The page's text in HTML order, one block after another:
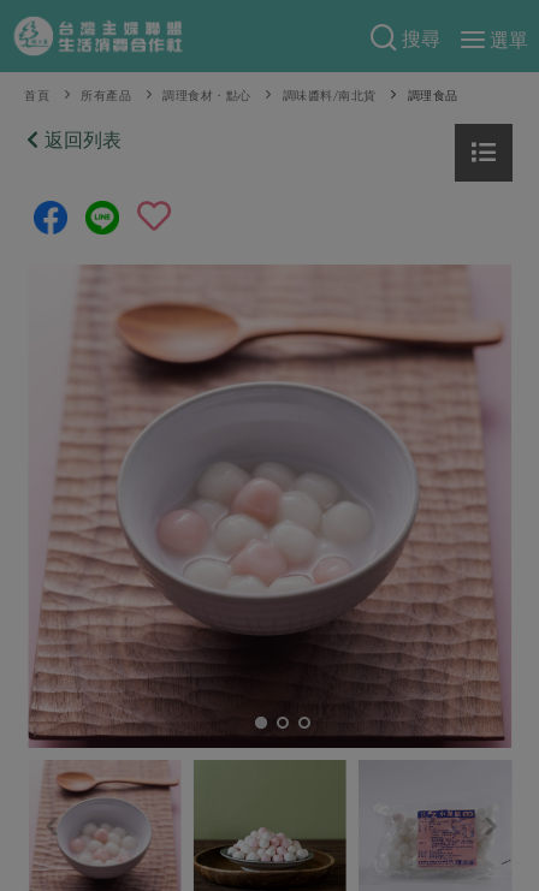
搜尋
選單
產品分類
當季蔬果
芽苗類
辛香料類
奶蛋豆・五穀
乳製品
肉品・水產
畜產肉類
水畜加工品
調理食材・點心
調味醬料/南北貨
休閒零嘴 沖泡飲品
保健食品
居家好物
食譜料理
食材
蛋料理
料理方式
烘焙．點心
醬料
湯品．鍋物
漬物
涼拌沙拉
飲品
特別企畫
預購活動
把最好的台灣味帶回家！
防災用品預購圓滿結束
2026年端午節預購圓滿結束
更多預購活動
當季產品
傳到心坎裡，誠心又澎派
合作25-經典快閃最後一週
合作25-精選產品第四彈
更多當季產品
議題活動
主婦聯盟X樂齡網特約優惠案
30%rPET紅烏龍茶
綠主張
一籃菜真心話
產品故事
樂齡生活 親子食育
廚房瑜伽
關注議題
減硝酸鹽
非基改運動
廢核運動 能源議題
減添加物
公益金 食農教育
更多議題
認識合作社
關於我們
合作社組織
員工與求才
產品檢驗
自主把關
檢驗報告
硝酸鹽檢驗
社員權益
合作社法規
重要公告
首頁 所有產品 調理食材・點心 調味醬料/南北貨 調理食品
返回列表